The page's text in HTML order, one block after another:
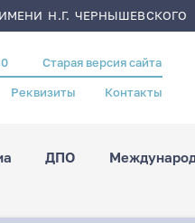
Н.Г. ЧЕРНЫШЕВСКОГО
Старая версия сайта
Реквизиты Контакты
ДПО